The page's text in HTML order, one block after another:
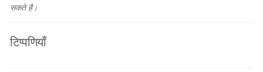
सकते है।
टिप्पणियाँ